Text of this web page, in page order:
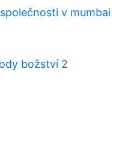
v mumbai
božství 2